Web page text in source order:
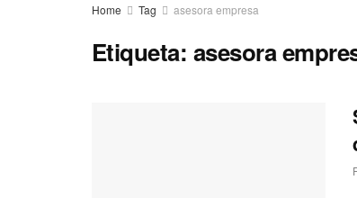
Home Tag asesora empresa
Etiqueta: asesora